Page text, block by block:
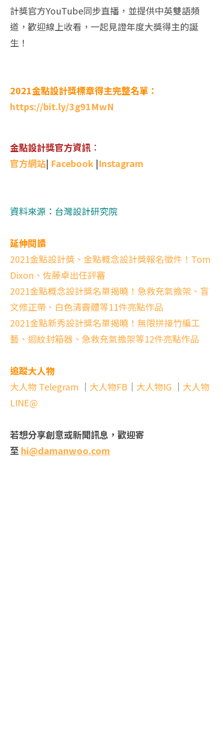
計獎官方YouTube同步直播，並提供中英雙語頻
道，歡迎線上收看，一起見證年度大獎得主的誕
生！
2021金點設計獎標章得主完整名單：
https://bit.ly/3g91MwN
金點設計獎官方資訊 ：
官方網站| Facebook |Instagram
資料來源：台灣設計研究院
延伸閱讀
2021金點設計獎、金點概念設計獎報名徵件！Tom
Dixon、佐藤卓出任評審
2021金點概念設計獎名單揭曉！急救充氣擔架、盲
文修正帶、白色清霽體等11件亮點作品
2021金點新秀設計獎名單揭曉！無限拼接竹編工
藝、迴紋封箱器、急救充氣擔架等12件亮點作品
追蹤大人物
大人物 Telegram ｜ 大人物FB ｜ 大人物IG ｜ 大人物
LINE@
若想分享創意或新聞訊息，歡迎寄
至 hi@damanwoo.com